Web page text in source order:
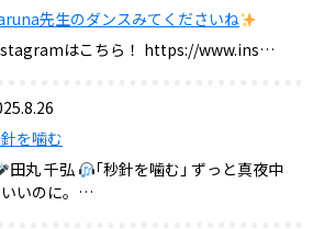
先生のダンスみてくださいね
はこちら！ https://www.ins…
を噛む
田丸 千弘
｢秒針を噛む｣ ずっと真夜中
いのに。…